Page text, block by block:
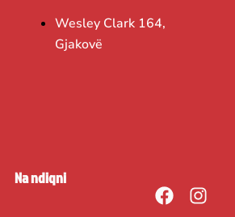
Wesley Clark 164,
Gjakovë
Na ndiqni
F I